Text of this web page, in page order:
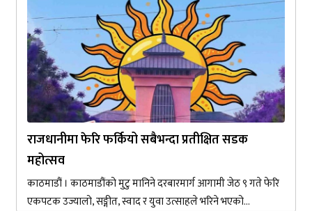
राजधानीमा फेरि फर्कियो सबैभन्दा प्रतीक्षित सडक
महोत्सव
काठमाडौं । काठमाडौंको मुटु मानिने दरबारमार्ग आगामी जेठ ९ गते फेरि
एकपटक उज्यालो, सङ्गीत, स्वाद र युवा उत्साहले भरिने भएको...